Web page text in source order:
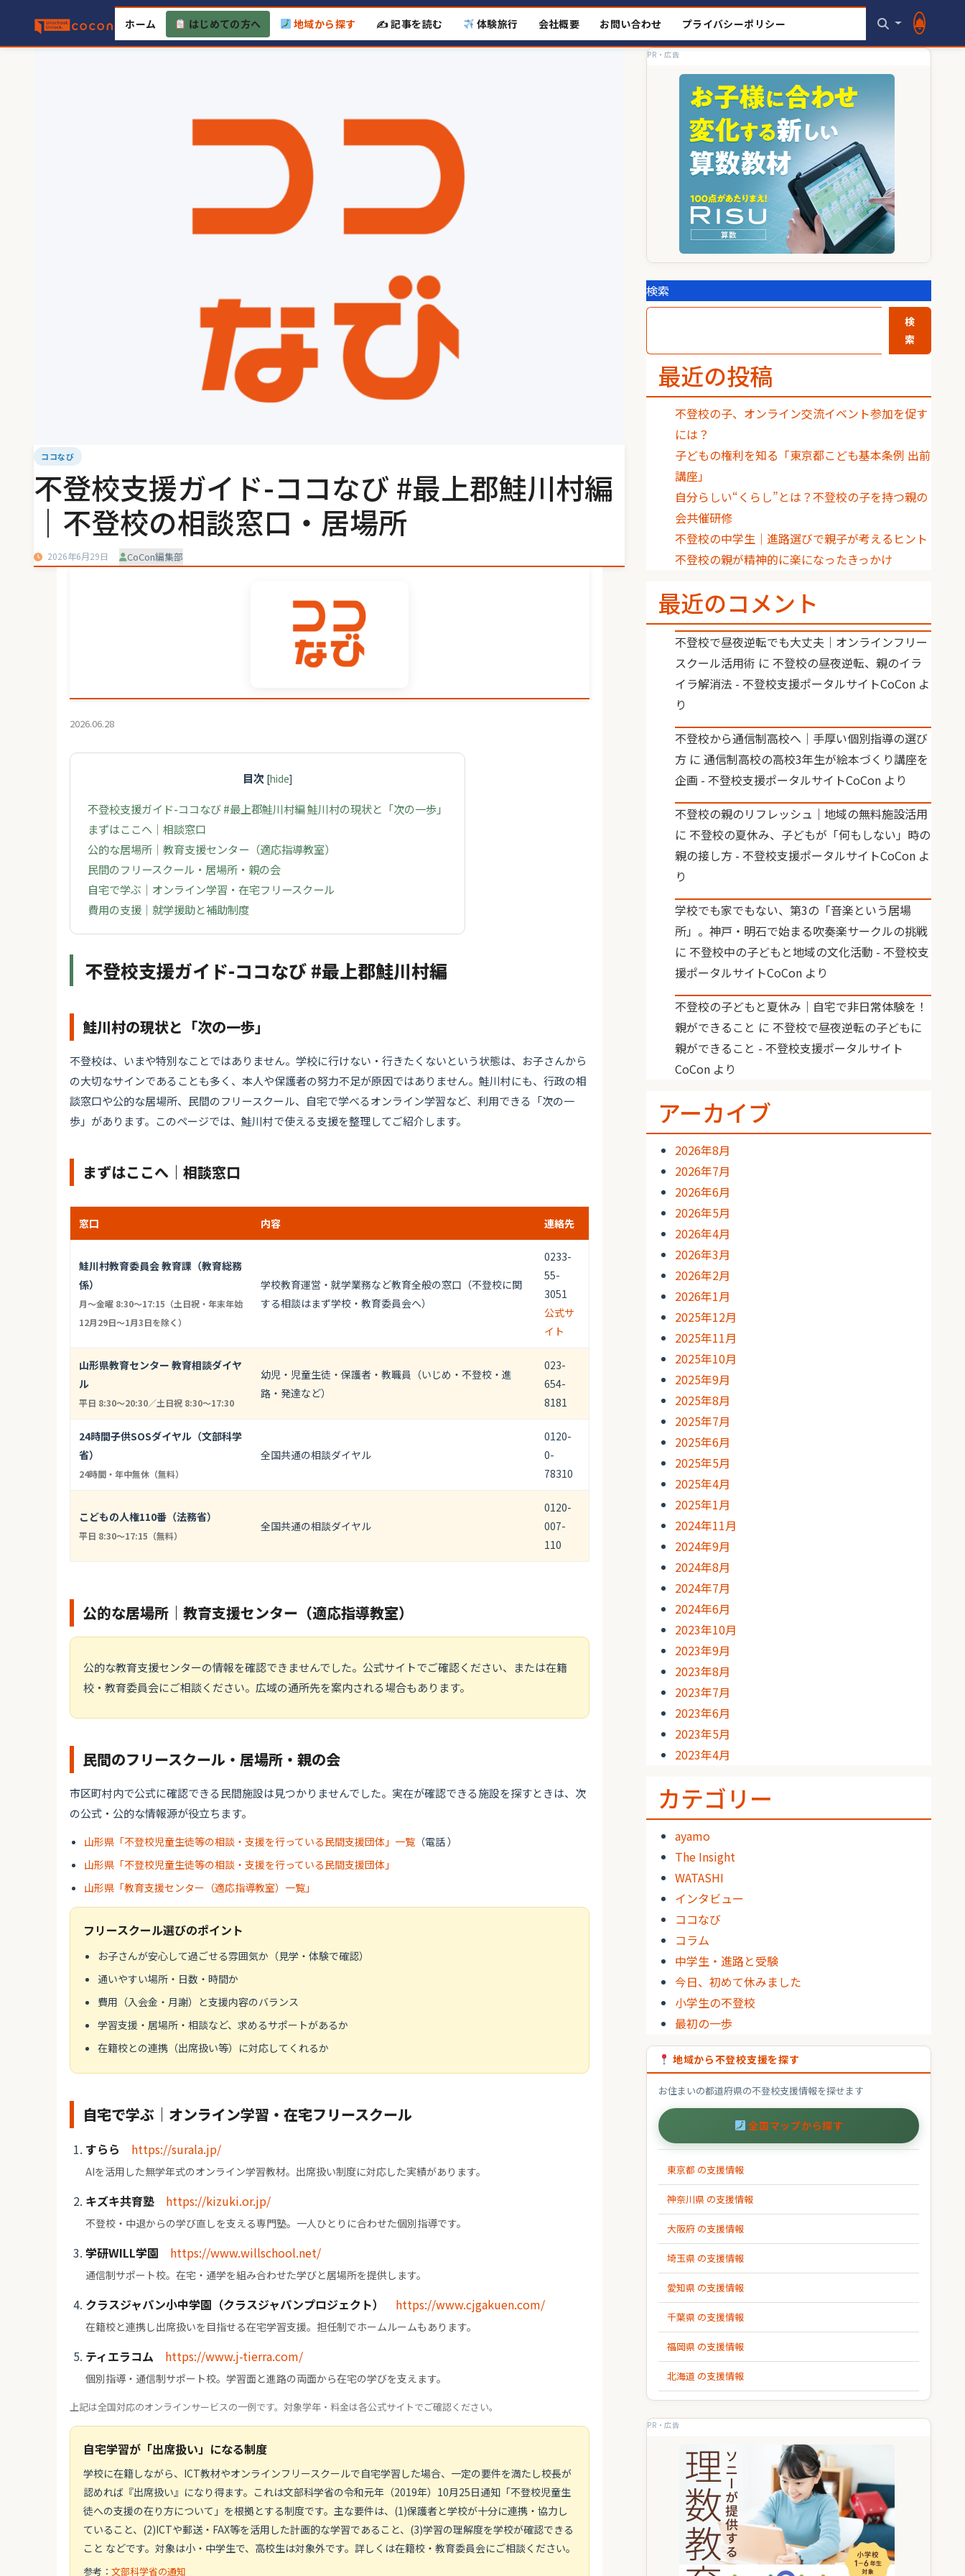
content
ホーム はじめての方へ 地域から探す ✍️ 記事を読む 体験旅行 会社概要 お問い合わせ プライバシーポリシー
ココなび
不登校支援ガイド-ココなび #最上郡鮭川村編
｜不登校の相談窓口・居場所
2026年6月29日 CoCon編集部
2026.06.28
目次 [hide]
不登校支援ガイド-ココなび #最上郡鮭川村編 鮭川村の現状と「次の一歩」
まずはここへ｜相談窓口
公的な居場所｜教育支援センター（適応指導教室）
民間のフリースクール・居場所・親の会
自宅で学ぶ｜オンライン学習・在宅フリースクール
費用の支援｜就学援助と補助制度
不登校支援ガイド-ココなび #最上郡鮭川村編
鮭川村の現状と「次の一歩」
不登校は、いまや特別なことではありません。学校に行けない・行きたくないという状態は、お子さんから
の大切なサインであることも多く、本人や保護者の努力不足が原因ではありません。鮭川村にも、行政の相
談窓口や公的な居場所、民間のフリースクール、自宅で学べるオンライン学習など、利用できる「次の一
歩」があります。このページでは、鮭川村で使える支援を整理してご紹介します。
まずはここへ｜相談窓口
窓口 内容 連絡先
鮭川村教育委員会 教育課（教育総務
係）
月～金曜 8:30～17:15（土日祝・年末年始
12月29日～1月3日を除く）
学校教育運営・就学業務など教育全般の窓口（不登校に関
する相談はまず学校・教育委員会へ）
0233-
55-
3051
公式サ
イト
山形県教育センター 教育相談ダイヤ
ル
平日 8:30〜20:30／土日祝 8:30〜17:30
幼児・児童生徒・保護者・教職員（いじめ・不登校・進
路・発達など）
023-
654-
8181
24時間子供SOSダイヤル（文部科学
省）
24時間・年中無休（無料）
全国共通の相談ダイヤル
0120-
0-
78310
こどもの人権110番（法務省）
平日 8:30〜17:15（無料）
全国共通の相談ダイヤル
0120-
007-
110
公的な居場所｜教育支援センター（適応指導教室）
公的な教育支援センターの情報を確認できませんでした。公式サイトでご確認ください、または在籍
校・教育委員会にご相談ください。広域の通所先を案内される場合もあります。
民間のフリースクール・居場所・親の会
市区町村内で公式に確認できる民間施設は見つかりませんでした。実在が確認できる施設を探すときは、次
の公式・公的な情報源が役立ちます。
山形県「不登校児童生徒等の相談・支援を行っている民間支援団体」一覧（電話 ）
山形県「不登校児童生徒等の相談・支援を行っている民間支援団体」
山形県「教育支援センター（適応指導教室）一覧」
フリースクール選びのポイント
お子さんが安心して過ごせる雰囲気か（見学・体験で確認）
通いやすい場所・日数・時間か
費用（入会金・月謝）と支援内容のバランス
学習支援・居場所・相談など、求めるサポートがあるか
在籍校との連携（出席扱い等）に対応してくれるか
自宅で学ぶ｜オンライン学習・在宅フリースクール
すらら https://surala.jp/
AIを活用した無学年式のオンライン学習教材。出席扱い制度に対応した実績があります。
キズキ共育塾 https://kizuki.or.jp/
不登校・中退からの学び直しを支える専門塾。一人ひとりに合わせた個別指導です。
学研WILL学園 https://www.willschool.net/
通信制サポート校。在宅・通学を組み合わせた学びと居場所を提供します。
クラスジャパン小中学園（クラスジャパンプロジェクト） https://www.cjgakuen.com/
在籍校と連携し出席扱いを目指せる在宅学習支援。担任制でホームルームもあります。
ティエラコム https://www.j-tierra.com/
個別指導・通信制サポート校。学習面と進路の両面から在宅の学びを支えます。
上記は全国対応のオンラインサービスの一例です。対象学年・料金は各公式サイトでご確認ください。
自宅学習が「出席扱い」になる制度
学校に在籍しながら、ICT教材やオンラインフリースクールで自宅学習した場合、一定の要件を満たし校長が
認めれば『出席扱い』になり得ます。これは文部科学省の令和元年（2019年）10月25日通知「不登校児童生
徒への支援の在り方について」を根拠とする制度です。主な要件は、(1)保護者と学校が十分に連携・協力し
ていること、(2)ICTや郵送・FAX等を活用した計画的な学習であること、(3)学習の理解度を学校が確認できる
こと などです。対象は小・中学生で、高校生は対象外です。詳しくは在籍校・教育委員会にご相談ください。
参考： 文部科学省の通知
PR・広告
検索
検
索
最近の投稿
不登校の子、オンライン交流イベント参加を促す
には？
子どもの権利を知る「東京都こども基本条例 出前
講座」
自分らしい“くらし”とは？不登校の子を持つ親の
会共催研修
不登校の中学生｜進路選びで親子が考えるヒント
不登校の親が精神的に楽になったきっかけ
最近のコメント
不登校で昼夜逆転でも大丈夫｜オンラインフリー
スクール活用術 に 不登校の昼夜逆転、親のイラ
イラ解消法 - 不登校支援ポータルサイトCoCon よ
り
不登校から通信制高校へ｜手厚い個別指導の選び
方 に通信制高校の高校3年生が絵本づくり講座を
企画 - 不登校支援ポータルサイトCoCon より
不登校の親のリフレッシュ｜地域の無料施設活用
に 不登校の夏休み、子どもが「何もしない」時の
親の接し方 - 不登校支援ポータルサイトCoCon よ
り
学校でも家でもない、第3の「音楽という居場
所」。神戸・明石で始まる吹奏楽サークルの挑戦
に 不登校中の子どもと地域の文化活動 - 不登校支
援ポータルサイトCoCon より
不登校の子どもと夏休み｜自宅で非日常体験を！
親ができること に 不登校で昼夜逆転の子どもに
親ができること - 不登校支援ポータルサイト
CoCon より
アーカイブ
2026年8月
2026年7月
2026年6月
2026年5月
2026年4月
2026年3月
2026年2月
2026年1月
2025年12月
2025年11月
2025年10月
2025年9月
2025年8月
2025年7月
2025年6月
2025年5月
2025年4月
2025年1月
2024年11月
2024年9月
2024年8月
2024年7月
2024年6月
2023年10月
2023年9月
2023年8月
2023年7月
2023年6月
2023年5月
2023年4月
カテゴリー
ayamo
The Insight
WATASHI
インタビュー
ココなび
コラム
中学生・進路と受験
今日、初めて休みました
小学生の不登校
最初の一歩
地域から不登校支援を探す
お住まいの都道府県の不登校支援情報を探せます
全国マップから探す
東京都 の支援情報
神奈川県 の支援情報
大阪府 の支援情報
埼玉県 の支援情報
愛知県 の支援情報
千葉県 の支援情報
福岡県 の支援情報
北海道 の支援情報
PR・広告